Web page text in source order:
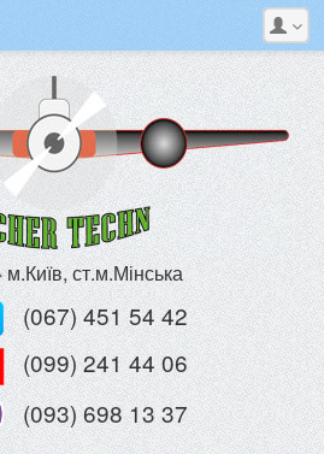
м.Київ, ст.м.Мінська
(067) 451 54 42
(099) 241 44 06
(093) 698 13 37